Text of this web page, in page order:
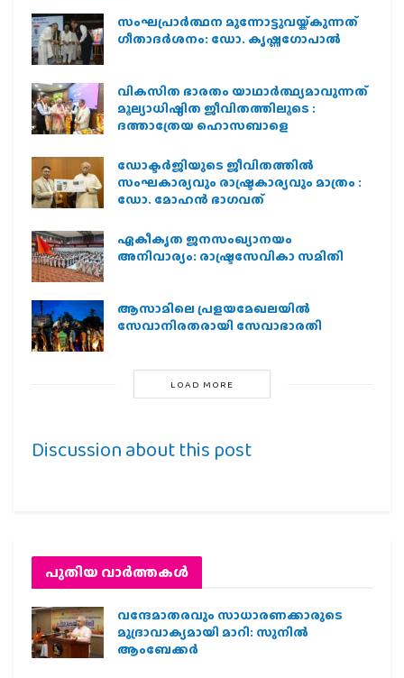
സംഘപ്രാര്‍ത്ഥന മുന്നോട്ടുവയ്ക്കുന്നത്
ഗീതാദര്‍ശനം: ഡോ. കൃഷ്ണഗോപാല്‍
വികസിത ഭാരതം യാഥാർത്ഥ്യമാവുന്നത്
മൂല്യാധിഷ്ഠിത ജീവിതത്തിലൂടെ :
ദത്താത്രേയ ഹൊസബാളെ
ഡോക്ടർജിയുടെ ജീവിതത്തിൽ
സംഘകാര്യവും രാഷ്ട്രകാര്യവും മാത്രം :
ഡോ. മോഹൻ ഭാഗവത്
ഏകീകൃത ജനസംഖ്യാനയം
അനിവാര്യം: രാഷ്ട്രസേവികാ സമിതി
ആസാമിലെ പ്രളയമേഖലയില്‍
സേവാനിരതരായി സേവാഭാരതി
LOAD MORE
Discussion about this post
പുതിയ വാര്‍ത്തകള്‍
വന്ദേമാതരവും സാധാരണക്കാരുടെ
മുദ്രാവാക്യമായി മാറി: സുനിൽ
ആംബേക്കർ